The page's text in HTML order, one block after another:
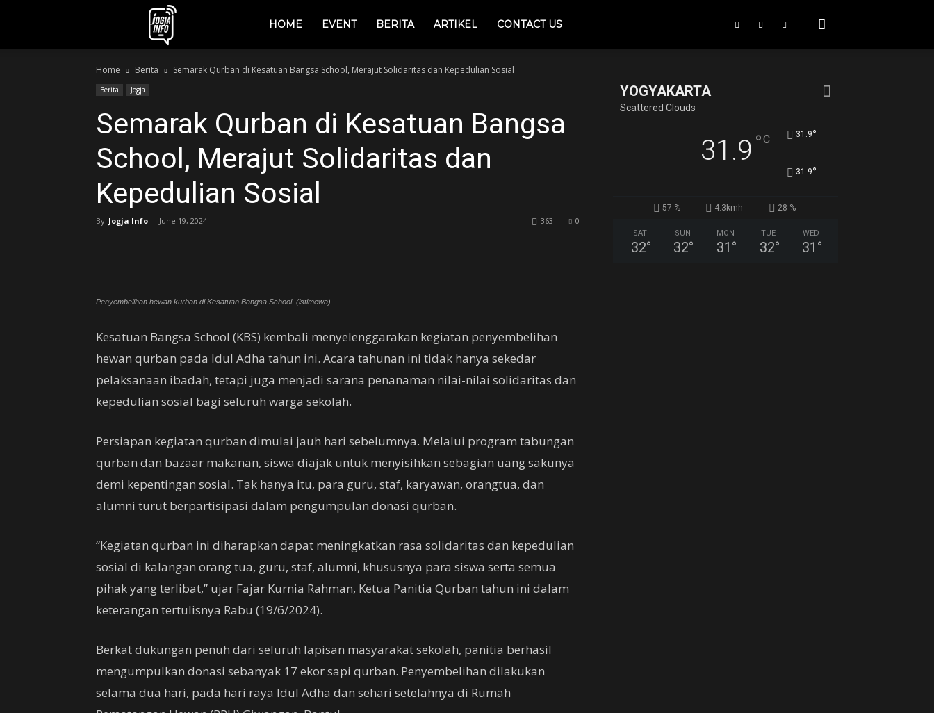
jogjainfo.idHOME EVENT BERITA ARTIKEL CONTACT US
Home Berita Semarak Qurban di Kesatuan Bangsa School, Merajut Solidaritas dan Kepedulian Sosial
Berita Jogja
Semarak Qurban di Kesatuan Bangsa
School, Merajut Solidaritas dan
Kepedulian Sosial
By Jogja Info - June 19, 2024 0
363
Penyembelihan hewan kurban di Kesatuan Bangsa School. (istimewa)
Kesatuan Bangsa School (KBS) kembali menyelenggarakan kegiatan penyembelihan
hewan qurban pada Idul Adha tahun ini. Acara tahunan ini tidak hanya sekedar
pelaksanaan ibadah, tetapi juga menjadi sarana penanaman nilai-nilai solidaritas dan
kepedulian sosial bagi seluruh warga sekolah.
Persiapan kegiatan qurban dimulai jauh hari sebelumnya. Melalui program tabungan
qurban dan bazaar makanan, siswa diajak untuk menyisihkan sebagian uang sakunya
demi kepentingan sosial. Tak hanya itu, para guru, staf, karyawan, orangtua, dan
alumni turut berpartisipasi dalam pengumpulan donasi qurban.
“Kegiatan qurban ini diharapkan dapat meningkatkan rasa solidaritas dan kepedulian
sosial di kalangan orang tua, guru, staf, alumni, khususnya para siswa serta semua
pihak yang terlibat,” ujar Fajar Kurnia Rahman, Ketua Panitia Qurban tahun ini dalam
keterangan tertulisnya Rabu (19/6/2024).
Berkat dukungan penuh dari seluruh lapisan masyarakat sekolah, panitia berhasil
mengumpulkan donasi sebanyak 17 ekor sapi qurban. Penyembelihan dilakukan
selama dua hari, pada hari raya Idul Adha dan sehari setelahnya di Rumah
YOGYAKARTA
Scattered Clouds
31.9 °C 31.9°
31.9°
57 % 4.3kmh 28 %
SAT
32°
SUN
32°
MON
31 °
TUE
32°
WED
31 °